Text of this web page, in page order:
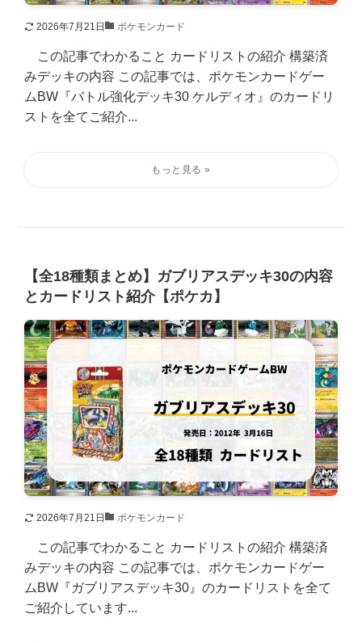
2026年7月21日 ポケモンカード
この記事でわかること カードリストの紹介 構築済
みデッキの内容 この記事では、ポケモンカードゲー
ムBW『バトル強化デッキ30 ケルディオ』のカードリ
ストを全てご紹介...
【全18種類まとめ】ガブリアスデッキ30の内容
とカードリスト紹介【ポケカ】
2026年7月21日 ポケモンカード
この記事でわかること カードリストの紹介 構築済
みデッキの内容 この記事では、ポケモンカードゲー
ムBW『ガブリアスデッキ30』のカードリストを全て
ご紹介しています...